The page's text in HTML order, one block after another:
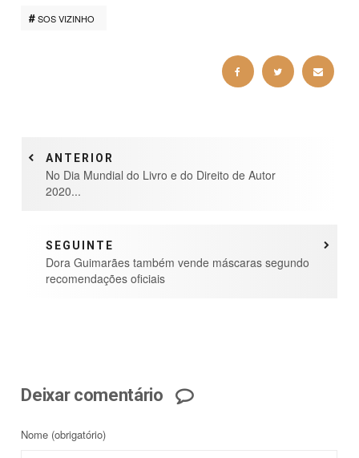
SOS VIZINHO
ANTERIOR
No Dia Mundial do Livro e do Direito de Autor
2020...
SEGUINTE
Dora Guimarães também vende máscaras segundo
recomendações oficiais
Deixar comentário
Nome (obrigatório)